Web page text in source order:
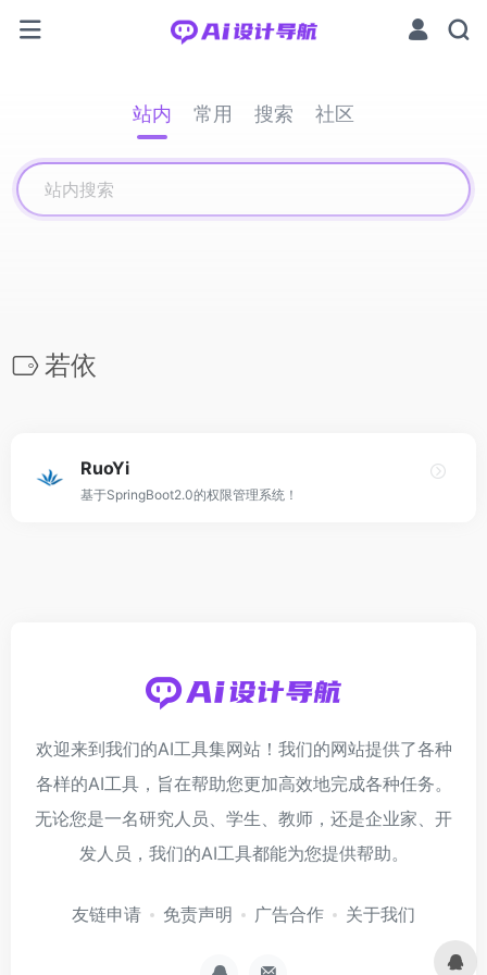
站内 常用 搜索 社区
若依
RuoYi
基于SpringBoot2.0的权限管理系统！
欢迎来到我们的AI工具集网站！我们的网站提供了各种
各样的AI工具，旨在帮助您更加高效地完成各种任务。
无论您是一名研究人员、学生、教师，还是企业家、开
发人员，我们的AI工具都能为您提供帮助。
友链申请 免责声明 广告合作 关于我们